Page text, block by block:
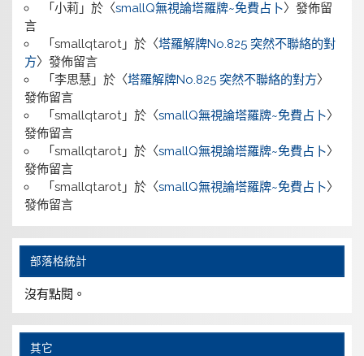
「 小莉」於〈smallQ無視論塔羅牌~免費占卜〉發佈留
言
「 smallqtarot」於〈塔羅解牌No.825 突然不聯絡的對
方〉發佈留言
「 李思慧」於〈塔羅解牌No.825 突然不聯絡的對方〉
發佈留言
「 smallqtarot」於〈smallQ無視論塔羅牌~免費占卜〉
發佈留言
「 smallqtarot」於〈smallQ無視論塔羅牌~免費占卜〉
發佈留言
「 smallqtarot」於〈smallQ無視論塔羅牌~免費占卜〉
發佈留言
部落格統計
沒有點閱。
其它